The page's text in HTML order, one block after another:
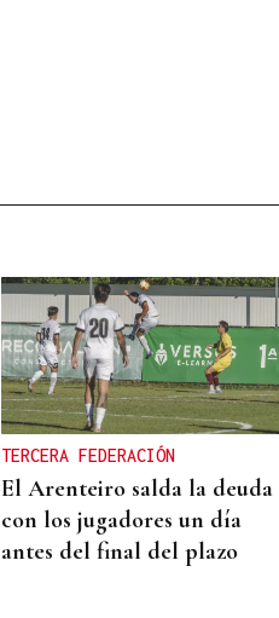
TERCERA FEDERACIÓN
El Arenteiro salda la deuda
con los jugadores un día
antes del final del plazo